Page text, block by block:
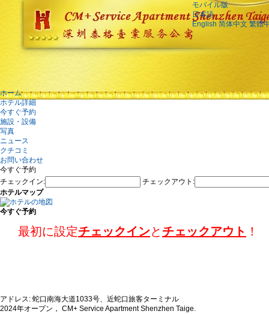
モバイル版
日本語
English 简体中文 繁體
ホーム
ホテル詳細
今すぐ予約
施設・設備
写真
ニュース
クチコミ
お問い合わせ
今すぐ予約
チェックイン:
チェックアウト:
ホテルマップ
今すぐ予約
最初に設定チェックインと チェックアウト ！
アドレス: 蛇口南海大道1033号、近蛇口旅客ターミナル
2024年オープン， CM+ Service Apartment Shenzhen Taige.